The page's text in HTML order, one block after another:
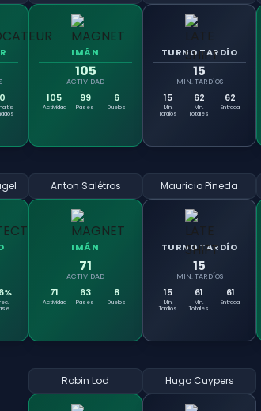
0
IMÁN
105
ACTIVIDAD
105
Actividad
99
Pases
6
Duelos
TURNO TARDÍO
15
MIN. TARDÍOS
15
Min.
Tardíos
62
Min.
Totales
62
Entrada
Anton Salétros
IMÁN
71
ACTIVIDAD
71
Actividad
63
Pases
8
Duelos
Mauricio Pineda
TURNO TARDÍO
15
MIN. TARDÍOS
15
Min.
Tardíos
61
Min.
Totales
61
Entrada
Robin Lod Hugo Cuypers